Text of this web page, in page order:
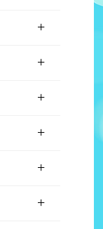
+
+
+
+
+
+